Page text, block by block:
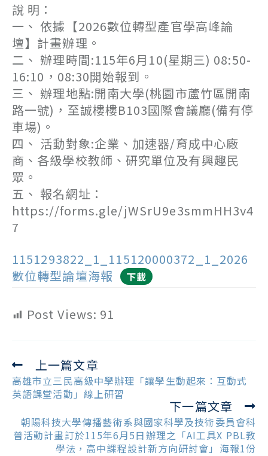
說 明：
一、 依據【2026數位轉型產官學高峰論
壇】計畫辦理。
二、 辦理時間:115年6月10(星期三) 08:50-
16:10，08:30開始報到。
三、 辦理地點:開南大學(桃園市蘆竹區開南
路一號)，至誠樓樓B103國際會議廳(備有停
車場)。
四、 活動對象:企業、加速器/育成中心廠
商、各級學校教師、研究單位及有興趣民
眾。
五、 報名網址：
https://forms.gle/jWSrU9e3smmHH3v4
7
1151293822_1_115120000372_1_2026
數位轉型論壇海報
下載
Post Views: 91
Read
more
articles
上一篇文章
高雄市立三民高級中學辦理「讓學生動起來：互動式
英語課堂活動」線上研習
下一篇文章
朝陽科技大學傳播藝術系與國家科學及技術委員會科
普活動計畫訂於115年6月5日辦理之「AI工具X PBL教
學法，高中課程設計新方向研討會」海報1份